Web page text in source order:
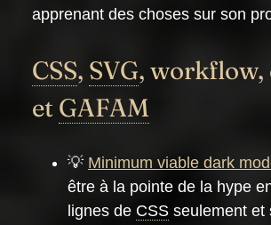
apprenant des choses sur son
CSS, SVG, workflow,
et GAFAM
💡 Minimum viable dark
être à la pointe de la hype
lignes de CSS seulement et